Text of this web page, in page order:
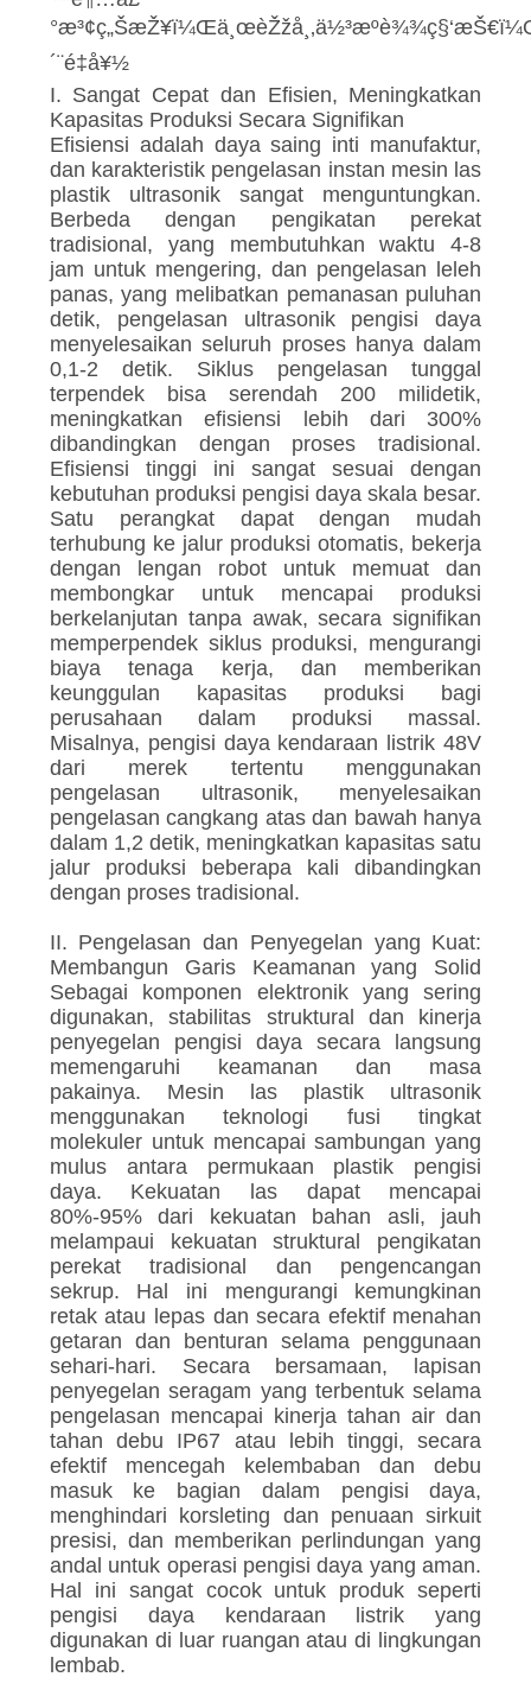
I. Sangat Cepat dan Efisien, Meningkatkan
Kapasitas Produksi Secara Signifikan
Efisiensi adalah daya saing inti manufaktur,
dan karakteristik pengelasan instan mesin las
plastik ultrasonik sangat menguntungkan.
Berbeda dengan pengikatan perekat
tradisional, yang membutuhkan waktu 4-8
jam untuk mengering, dan pengelasan leleh
panas, yang melibatkan pemanasan puluhan
detik, pengelasan ultrasonik pengisi daya
menyelesaikan seluruh proses hanya dalam
0,1-2 detik. Siklus pengelasan tunggal
terpendek bisa serendah 200 milidetik,
meningkatkan efisiensi lebih dari 300%
dibandingkan dengan proses tradisional.
Efisiensi tinggi ini sangat sesuai dengan
kebutuhan produksi pengisi daya skala besar.
Satu perangkat dapat dengan mudah
terhubung ke jalur produksi otomatis, bekerja
dengan lengan robot untuk memuat dan
membongkar untuk mencapai produksi
berkelanjutan tanpa awak, secara signifikan
memperpendek siklus produksi, mengurangi
biaya tenaga kerja, dan memberikan
keunggulan kapasitas produksi bagi
perusahaan dalam produksi massal.
Misalnya, pengisi daya kendaraan listrik 48V
dari merek tertentu menggunakan
pengelasan ultrasonik, menyelesaikan
pengelasan cangkang atas dan bawah hanya
dalam 1,2 detik, meningkatkan kapasitas satu
jalur produksi beberapa kali dibandingkan
dengan proses tradisional.
II. Pengelasan dan Penyegelan yang Kuat:
Membangun Garis Keamanan yang Solid
Sebagai komponen elektronik yang sering
digunakan, stabilitas struktural dan kinerja
penyegelan pengisi daya secara langsung
memengaruhi keamanan dan masa
pakainya. Mesin las plastik ultrasonik
menggunakan teknologi fusi tingkat
molekuler untuk mencapai sambungan yang
mulus antara permukaan plastik pengisi
daya. Kekuatan las dapat mencapai
80%-95% dari kekuatan bahan asli, jauh
melampaui kekuatan struktural pengikatan
perekat tradisional dan pengencangan
sekrup. Hal ini mengurangi kemungkinan
retak atau lepas dan secara efektif menahan
getaran dan benturan selama penggunaan
sehari-hari. Secara bersamaan, lapisan
penyegelan seragam yang terbentuk selama
pengelasan mencapai kinerja tahan air dan
tahan debu IP67 atau lebih tinggi, secara
efektif mencegah kelembaban dan debu
masuk ke bagian dalam pengisi daya,
menghindari korsleting dan penuaan sirkuit
presisi, dan memberikan perlindungan yang
andal untuk operasi pengisi daya yang aman.
Hal ini sangat cocok untuk produk seperti
pengisi daya kendaraan listrik yang
digunakan di luar ruangan atau di lingkungan
lembab.